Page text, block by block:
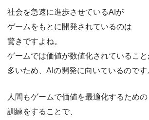
社会を急速に進歩させているAIが
ゲームをもとに開発されているのは
驚きですよね。
ゲームでは価値が数値化されていること
多いため、AIの開発に向いているのです
人間もゲームで価値を最適化するための
訓練をすることで、